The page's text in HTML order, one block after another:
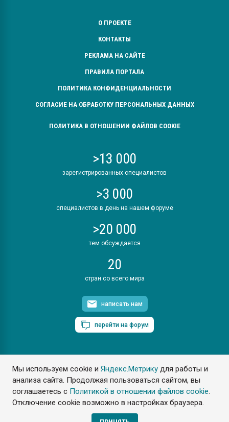
Мы используем cookie иЯндекс.Метрику для работы и
анализа сайта. Продолжая пользоваться сайтом, вы
соглашаетесь с Политикой в отношении файлов cookie.
Отключение cookie возможно в настройках браузера.
О ПРОЕКТЕ
КОНТАКТЫ
РЕКЛАМА НА САЙТЕ
ПРАВИЛА ПОРТАЛА
ПОЛИТИКА КОНФИДЕНЦИАЛЬНОСТИ
СОГЛАСИЕ НА ОБРАБОТКУ ПЕРСОНАЛЬНЫХ ДАННЫХ
ПОЛИТИКА В ОТНОШЕНИИ ФАЙЛОВ COOKIE
>13 000
зарегистрированных специалистов
>3 000
специалистов в день на нашем форуме
>20 000
тем обсуждается
20
стран со всего мира
написать нам
перейти на форум
ПластЭксперт © 2006. Все права защищены
Разрешается копирование материалов сайта с обязательной
ссылкой на www.e-plastic.ru
Разработка сайта